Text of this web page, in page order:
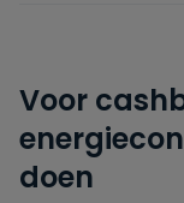
Voor
doen